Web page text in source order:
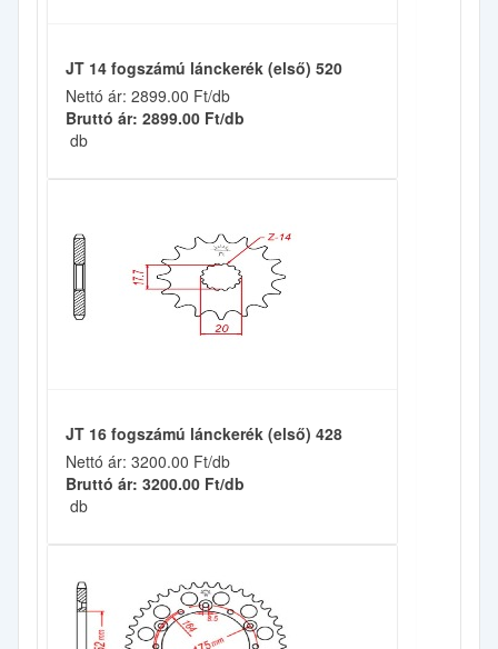
JT 14 fogszámú lánckerék (első) 520
Nettó ár: 2899.00 Ft/db
Bruttó ár: 2899.00 Ft/db
db
JT 16 fogszámú lánckerék (első) 428
Nettó ár: 3200.00 Ft/db
Bruttó ár: 3200.00 Ft/db
db